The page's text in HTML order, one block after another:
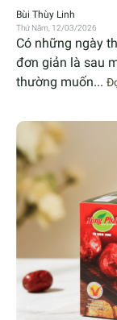
Bùi Thùy Linh
Thứ Năm, 12/03/2026
Có những ngày
đơn giản là sau
thường muốn...